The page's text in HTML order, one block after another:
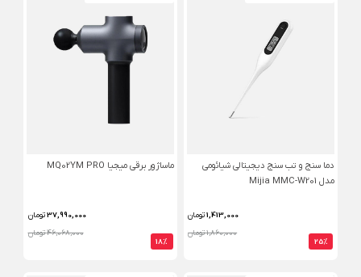
دما سنج و تب سنج دیجیتالی شیائومی
مدل Mijia MMC-W201
1,413,000تومان
1,860,000 تومان
25%
ماساژور برقی میجیا MQ02YM PRO
37,990,000تومان
46,068,000 تومان
18%